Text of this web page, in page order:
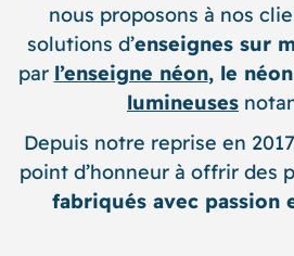
nous proposons à nos
solutions d’enseignes sur
par l’enseigne néon, le
lumineuses
Depuis notre reprise en
point d’honneur à offrir des
fabriqués avec passion